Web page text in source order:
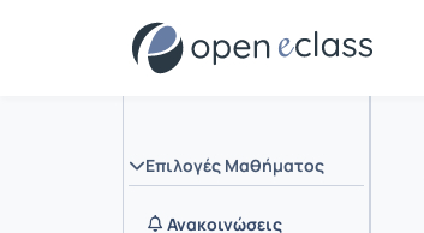
Επιλογές Μαθήματος
Ανακοινώσεις